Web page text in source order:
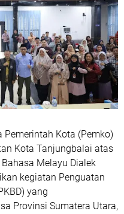
Kota (Pemko)
Kota Tanjungbalai atas
Melayu Dialek
kegiatan Penguatan
yang
Provinsi Sumatera Utara,